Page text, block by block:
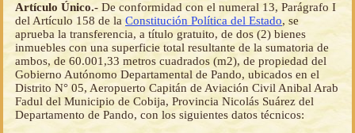
Artículo Único.- De conformidad con el numeral 13, Parágrafo I
del Artículo 158 de la Constitución Política del Estado, se
aprueba la transferencia, a título gratuito, de dos (2) bienes
inmuebles con una superficie total resultante de la sumatoria de
ambos, de 60.001,33 metros cuadrados (m2), de propiedad del
Gobierno Autónomo Departamental de Pando, ubicados en el
Distrito N° 05, Aeropuerto Capitán de Aviación Civil Anibal Arab
Fadul del Municipio de Cobija, Provincia Nicolás Suárez del
Departamento de Pando, con los siguientes datos técnicos: